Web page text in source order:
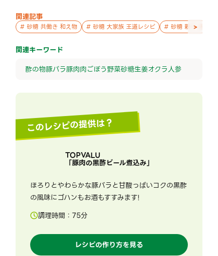
関連記事
# 砂糖 共働き 和え物 # 砂糖 大家族 王道レシピ # 砂糖 親子 週末の
>
関連キーワード
酢の物豚バラ豚肉肉ごぼう野菜砂糖生姜オクラ人参
このレシピの提供は？
TOPVALU
「豚肉の黒酢ビール煮込み」
ほろりとやわらかな豚バラと甘酸っぱいコクの黒酢
の風味にゴハンもお酒もすすみます!
調理時間： 75分
レシピの作り方を見る